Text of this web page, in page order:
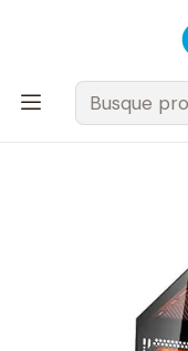
Despacho
Inicio
Gabinete Gamer